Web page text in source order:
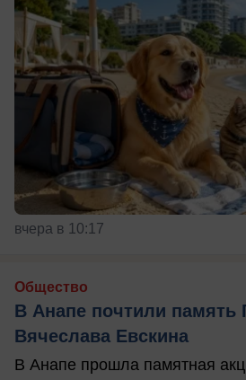
вчера в 10:17
Общество
В Анапе почтили память
Вячеслава Евскина
В Анапе прошла памятная